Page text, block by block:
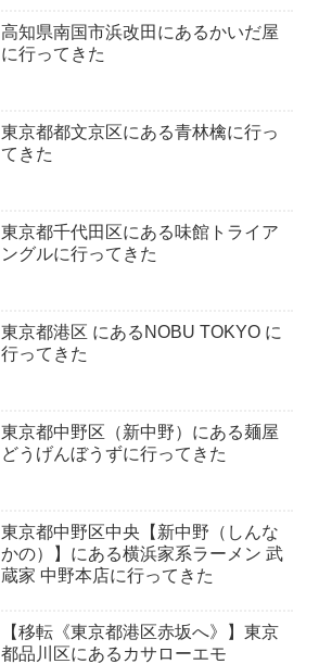
高知県南国市浜改田にあるかいだ屋
に行ってきた
東京都都文京区にある青林檎に行っ
てきた
東京都千代田区にある味館トライア
ングルに行ってきた
東京都港区 にあるNOBU TOKYO に
行ってきた
東京都中野区（新中野）にある麺屋
どうげんぼうずに行ってきた
東京都中野区中央【新中野（しんな
かの）】にある横浜家系ラーメン 武
蔵家 中野本店に行ってきた
【移転《東京都港区赤坂へ》】東京
都品川区にあるカサローエモ